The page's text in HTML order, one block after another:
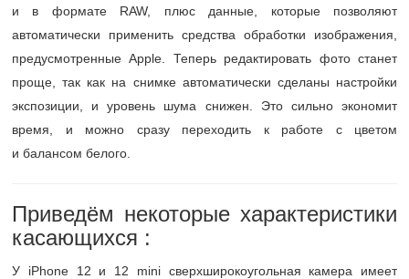
и в формате RAW, плюс данные, которые позволяют
автоматически применить средства обработки изображения,
предусмотренные Apple. Теперь редактировать фото станет
проще, так как на снимке автоматически сделаны настройки
экспозиции, и уровень шума снижен. Это сильно экономит
время, и можно сразу переходить к работе с цветом
и балансом белого.
Приведём некоторые характеристики
касающихся :
У iPhone 12 и 12 mini cверхширокоугольная камера имеет